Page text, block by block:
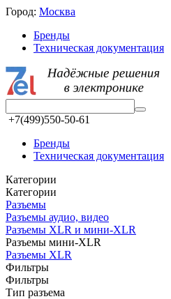
Город: Москва
Бренды
Техническая документация
+7(499)550-50-61
Бренды
Техническая документация
Категории
Категории
Разъeмы
Разъeмы аудио, видео
Разъeмы XLR и мини-XLR
Разъeмы мини-XLR
Разъeмы XLR
Фильтры
Фильтры
Тип разъема